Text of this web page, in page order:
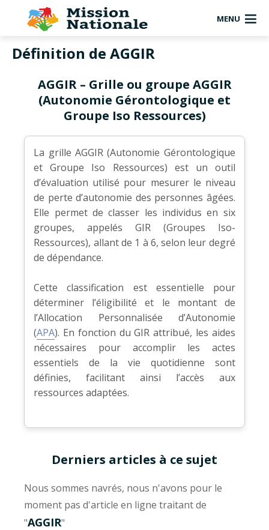
MENU
Définition de AGGIR
AGGIR – Grille ou groupe AGGIR
(Autonomie Gérontologique et
Groupe Iso Ressources)
La grille AGGIR (Autonomie Gérontologique
et Groupe Iso Ressources) est un outil
d’évaluation utilisé pour mesurer le niveau
de perte d’autonomie des personnes âgées.
Elle permet de classer les individus en six
groupes, appelés GIR (Groupes Iso-
Ressources), allant de 1 à 6, selon leur degré
de dépendance.
Cette classification est essentielle pour
déterminer l’éligibilité et le montant de
l’Allocation Personnalisée d’Autonomie
(APA). En fonction du GIR attribué, les aides
nécessaires pour accomplir les actes
essentiels de la vie quotidienne sont
définies, facilitant ainsi l’accès aux
ressources adaptées.
Derniers articles à ce sujet
Nous sommes navrés, nous n'avons pour le
moment pas d'article en ligne traitant de
"AGGIR"